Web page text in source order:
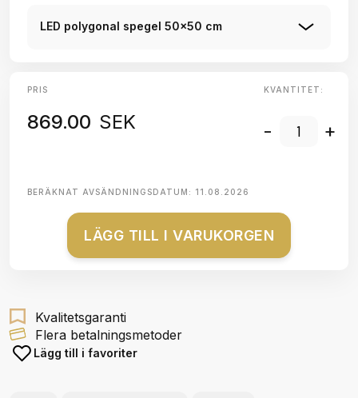
LED polygonal spegel 50x50 cm
PRIS
869.00 SEK
KVANTITET:
- +
BERÄKNAT AVSÄNDNINGSDATUM: 11.08.2026
LÄGG TILL I VARUKORGEN
Kvalitetsgaranti
Flera betalningsmetoder
Lägg till i favoriter